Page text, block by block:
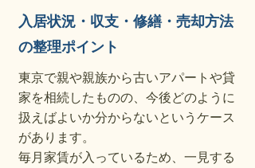
入居状況・収支・修繕・売却方法
の整理ポイント
東京で親や親族から古いアパートや貸
家を相続したものの、今後どのように
扱えばよいか分からないというケース
があります。
毎月家賃が入っているため、一見する